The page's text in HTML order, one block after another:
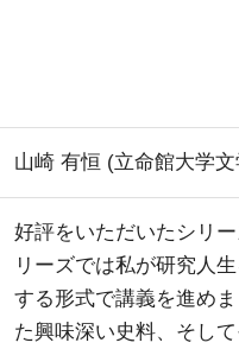
山崎 有恒 (立命館大学文
好評をいただいたシリ
リーズでは私が研究人
する形式で講義を進め
た興味深い史料、そし